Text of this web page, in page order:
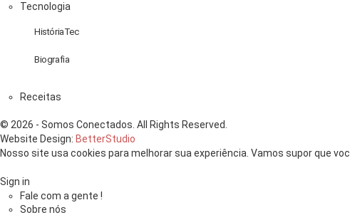
Tecnologia
HistóriaTec
Biografia
Receitas
© 2026 - Somos Conectados. All Rights Reserved.
Website Design: BetterStudio
Nosso site usa cookies para melhorar sua experiência. Vamos supor que
Sign in
Fale com a gente !
Sobre nós